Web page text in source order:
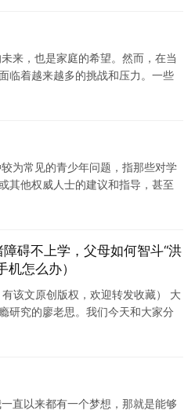
来，也是家庭的希望。然而，在当
临着越来越多的挑战和压力。一些
为常见的青少年问题，指那些对学
其他权威人士的建议和指导，甚至
碍不上学，父母如何智斗“洪
怎么办）
该文原创版权，欢迎转发收藏） 大
研究的廖老思。我们今天和大家分
直以来都有一个梦想，那就是能够